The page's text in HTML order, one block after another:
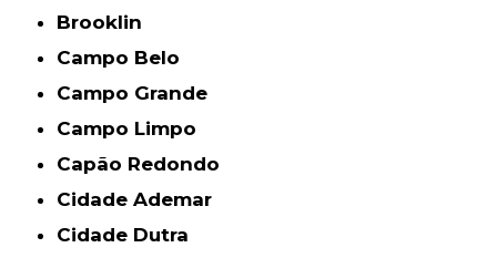
Brooklin
Campo Belo
Campo Grande
Campo Limpo
Capão Redondo
Cidade Ademar
Cidade Dutra